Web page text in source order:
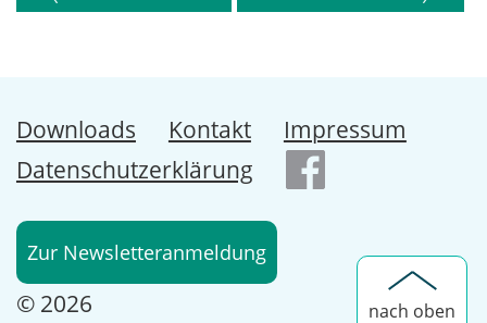
Downloads Kontakt
Impressum
Datenschutzerklärung
Zur Newsletteranmeldung
© 2026 nach oben